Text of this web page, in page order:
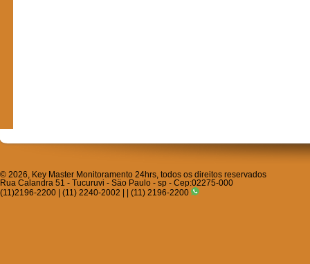
© 2026, Key Master Monitoramento 24hrs, todos os direitos reservados
Rua Calandra 51 - Tucuruvi - Säo Paulo - sp - Cep:02275-000
(11)2196-2200 | (11) 2240-2002 | | (11) 2196-2200